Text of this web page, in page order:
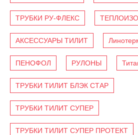
ТРУБКИ РУ-ФЛЕКС
АКСЕССУАРЫ ТИЛИТ
ПЕНОФОЛ РУЛОНЫ
ТРУБКИ ТИЛИТ БЛЭК СТАР
ТРУБКИ ТИЛИТ СУПЕР
ТРУБКИ ТИЛИТ СУПЕР ПРОТЕКТ